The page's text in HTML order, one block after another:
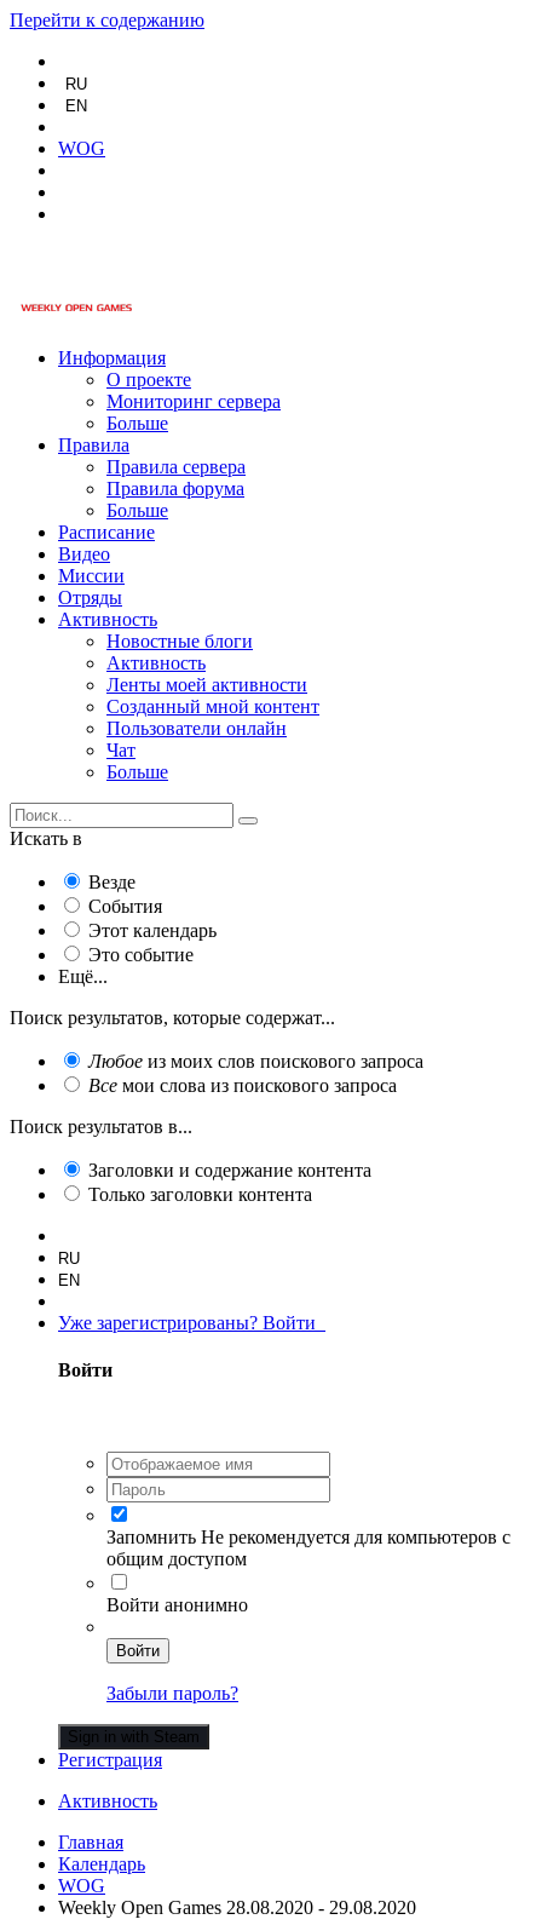
Перейти к содержанию
RU
EN
WOG
Информация
О проекте
Мониторинг сервера
Больше
Правила
Правила сервера
Правила форума
Больше
Расписание
Видео
Миссии
Отряды
Активность
Новостные блоги
Активность
Ленты моей активности
Созданный мной контент
Пользователи онлайн
Чат
Больше
Искать в
Везде
События
Этот календарь
Это событие
Ещё...
Поиск результатов, которые содержат...
Любое из моих слов поискового запроса
Все мои слова из поискового запроса
Поиск результатов в...
Заголовки и содержание контента
Только заголовки контента
RU
EN
Уже зарегистрированы? Войти
Войти
Запомнить Не рекомендуется для компьютеров с
общим доступом
Войти анонимно
Войти
Забыли пароль?
Sign in with Steam
Регистрация
Активность
Главная
Календарь
WOG
Weekly Open Games 28.08.2020 - 29.08.2020